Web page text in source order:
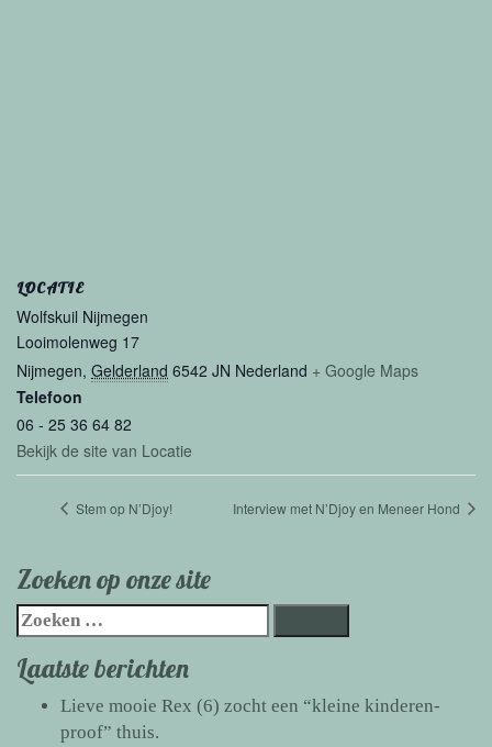
LOCATIE
Wolfskuil Nijmegen
Looimolenweg 17
Nijmegen, Gelderland 6542 JN Nederland + Google Maps
Telefoon
06 - 25 36 64 82
Bekijk de site van Locatie
Stem op N’Djoy! Interview met N’Djoy en Meneer Hond
Zoeken op onze site
Zoeken
naar:
Laatste berichten
Lieve mooie Rex (6) zocht een “kleine kinderen-
proof” thuis.